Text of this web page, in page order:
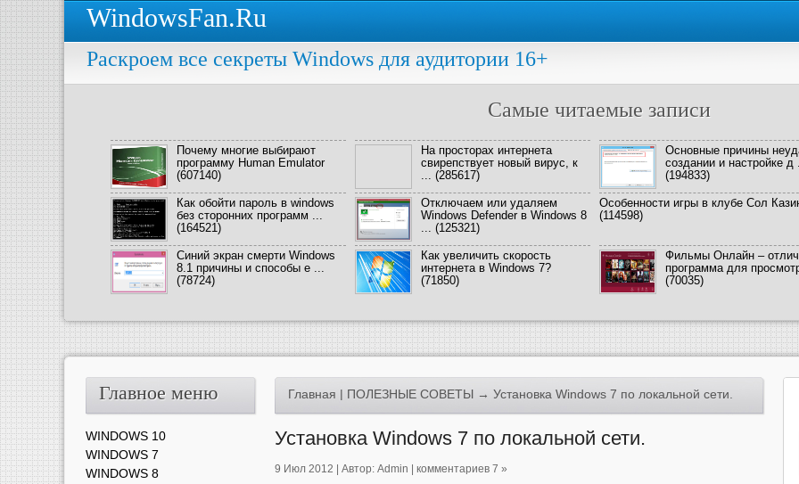
WindowsFan.Ru
Раскроем все секреты Windows для аудитории 16+
Самые читаемые записи
Почему многие выбирают
программу Human Emulator
(607140)
На просторах интернета
свирепствует новый вирус, к
... (285617)
Основные причины
создании и настройке д
(194833)
Как обойти пароль в windows
без сторонних программ ...
(164521)
Отключаем или удаляем
Windows Defender в Windows 8
... (125321)
Особенности игры в клубе Сол
(114598)
Синий экран смерти Windows
8.1 причины и способы е ...
(78724)
Как увеличить скорость
интернета в Windows 7?
(71850)
Фильмы Онлайн –
программа для
(70035)
Главная | ПОЛЕЗНЫЕ СОВЕТЫ → Установка Windows 7 по локальной сети.
Установка Windows 7 по локальной сети.
9 Июл 2012 | Автор: Admin комментариев 7 »
Главное меню
WINDOWS 10
WINDOWS 7
WINDOWS 8